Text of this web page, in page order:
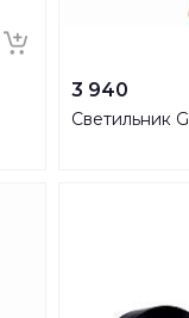
3 940
Светильник